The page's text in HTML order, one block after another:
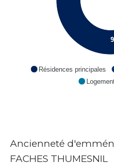
Résidences principales
Ancienneté
FACHES THUMESNIL